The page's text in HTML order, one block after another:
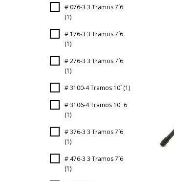
# 076-3 3 Tramos 7´6
(1)
# 176-3 3 Tramos 7´6
(1)
# 276-3 3 Tramos 7´6
(1)
# 3100-4 Tramos 10´ (1)
# 3106-4 Tramos 10¨6
(1)
# 376-3 3 Tramos 7´6
(1)
# 476-3 3 Tramos 7´6
(1)